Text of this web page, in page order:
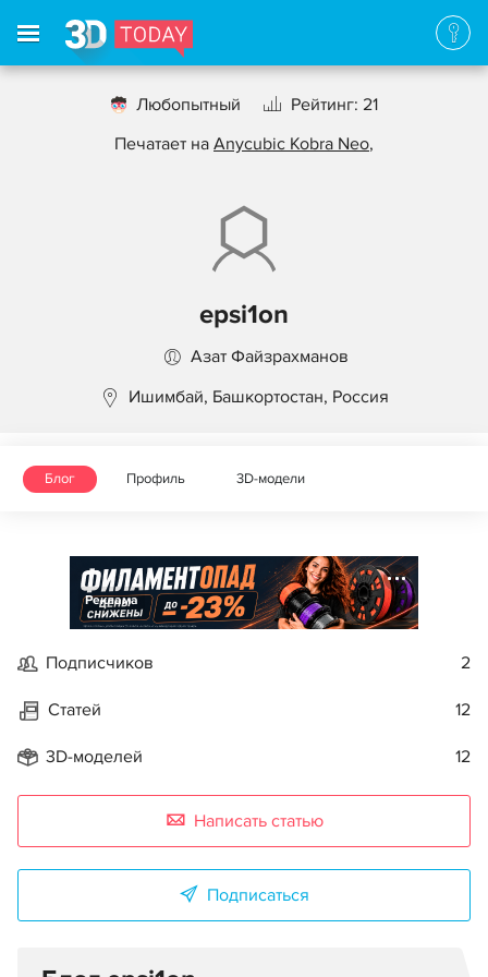
Любопытный
Рейтинг: 21
Печатает на Anycubic Kobra Neo,
epsi1on
Азат Файзрахманов
Ишимбай, Башкортостан, Россия
Блог Профиль 3D-модели
Реклама
Подписчиков 2
Статей 12
3D-моделей 12
Написать статью
Подписаться